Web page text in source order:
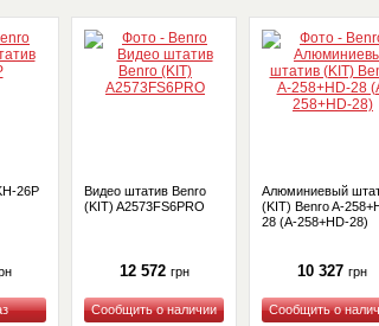
26P
Видео штатив Benro
(KIT) A2573FS6PRO
12 572 грн
Алюминиевый
(KIT) Benro A-
28 (A-258+HD-28)
10 327 грн